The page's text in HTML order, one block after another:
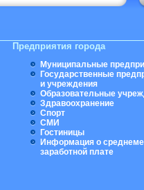
Предприятия города
Муниципальные
Государственные
и учреждения
Образовательные
Здравоохранение
Спорт
СМИ
Гостиницы
Информация о
заработной плате